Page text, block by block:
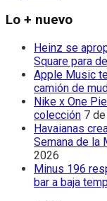
Lo + nuevo
Heinz se
Square para
Apple Music
camión de
Nike x One
colección 7
Havaianas
Semana de la
2026
Minus 196
bar a baja